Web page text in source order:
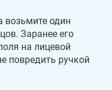
возьмите один
Заранее его
на лицевой
повредить ручкой